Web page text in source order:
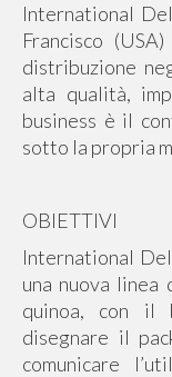
CONTATTI
International
Francisco
distribuzione
alta qualità,
business è il
sotto la propria
OBIETTIVI
International
una nuova
quinoa, con il
disegnare il
comunicare